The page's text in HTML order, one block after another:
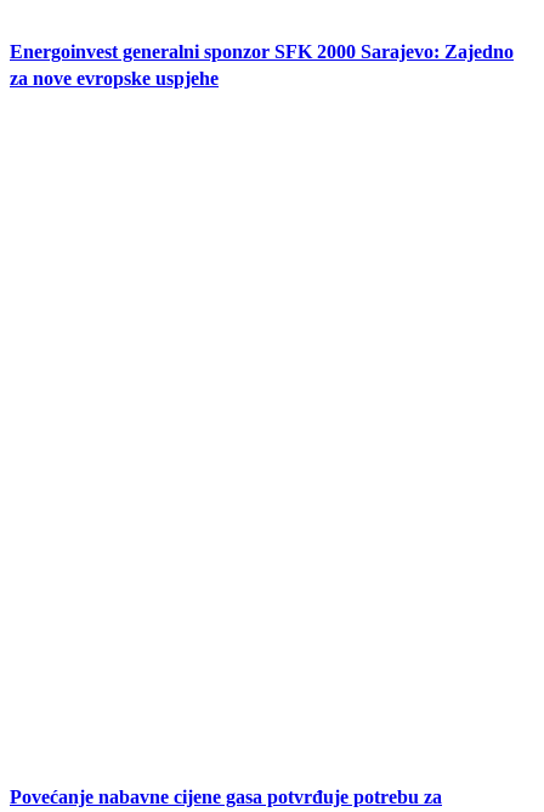
Energoinvest generalni sponzor SFK 2000 Sarajevo: Zajedno
za nove evropske uspjehe
Povećanje nabavne cijene gasa potvrđuje potrebu za